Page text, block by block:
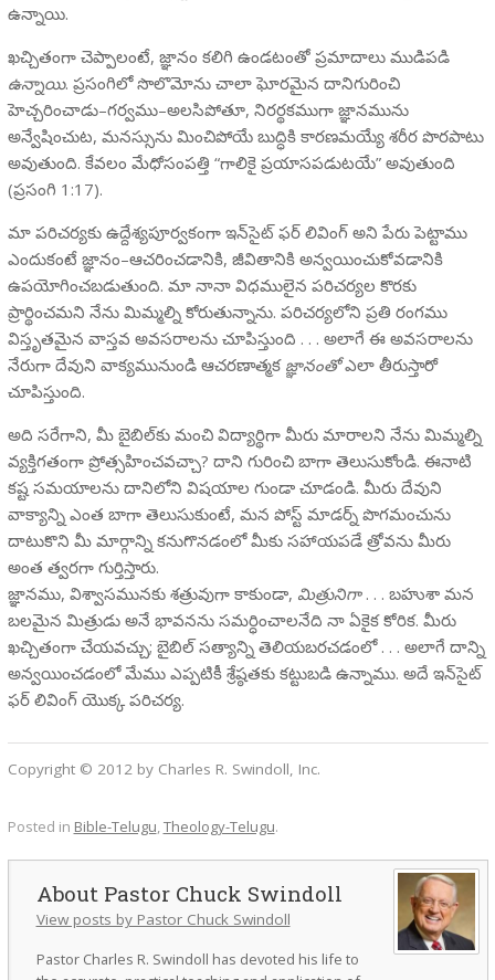
ఉన్నాయి.
ఖచ్చితంగా చెప్పాలంటే, జ్ఞానం కలిగి ఉండటంతో ప్రమాదాలు ముడిపడి
ఉన్నాయి. ప్రసంగిలో సొలొమోను చాలా ఘోరమైన దానిగురించి
హెచ్చరించాడు–గర్వము–అలసిపోతూ, నిరర్థకముగా జ్ఞానమును
అన్వేషించుట, మనస్సును మించిపోయే బుద్ధికి కారణమయ్యే శరీర పొరపాటు
అవుతుంది. కేవలం మేధోసంపత్తి “గాలికై ప్రయాసపడుటయే” అవుతుంది
(ప్రసంగి 1:17).
మా పరిచర్యకు ఉద్దేశ్యపూర్వకంగా ఇన్‌సైట్ ఫర్ లివింగ్ అని పేరు పెట్టాము
ఎందుకంటే జ్ఞానం–ఆచరించడానికి, జీవితానికి అన్వయించుకోవడానికి
ఉపయోగించబడుతుంది. మా నానా విధములైన పరిచర్యల కొరకు
ప్రార్థించమని నేను మిమ్మల్ని కోరుతున్నాను. పరిచర్యలోని ప్రతి రంగము
విస్తృతమైన వాస్తవ అవసరాలను చూపిస్తుంది . . . అలాగే ఈ అవసరాలను
నేరుగా దేవుని వాక్యమునుండి ఆచరణాత్మక జ్ఞానంతోఎలా తీరుస్తారో
చూపిస్తుంది.
అది సరేగాని, మీ బైబిల్‌కు మంచి విద్యార్థిగా మీరు మారాలని నేను మిమ్మల్ని
వ్యక్తిగతంగా ప్రోత్సహించవచ్చా? దాని గురించి బాగా తెలుసుకోండి. ఈనాటి
కష్ట సమయాలను దానిలోని విషయాల గుండా చూడండి. మీరు దేవుని
వాక్యాన్ని ఎంత బాగా తెలుసుకుంటే, మన పోస్ట్ మాడర్న్ పొగమంచును
దాటుకొని మీ మార్గాన్ని కనుగొనడంలో మీకు సహాయపడే త్రోవను మీరు
అంత త్వరగా గుర్తిస్తారు.
జ్ఞానము, విశ్వాసమునకు శత్రువుగా కాకుండా, మిత్రునిగా. . . బహుశా మన
బలమైన మిత్రుడు అనే భావనను సమర్ధించాలనేది నా ఏకైక కోరిక. మీరు
ఖచ్చితంగా చేయవచ్చు; బైబిల్ సత్యాన్ని తెలియబరచడంలో . . . అలాగే దాన్ని
అన్వయించడంలో మేము ఎప్పటికీ శ్రేష్ఠతకు కట్టుబడి ఉన్నాము. అదే ఇన్‌సైట్
ఫర్ లివింగ్ యొక్క పరిచర్య.
Copyright © 2012 by Charles R. Swindoll, Inc.
Posted in Bible-Telugu,Theology-Telugu.
Pastor Chuck Swindoll
View posts by Pastor Chuck Swindoll
Pastor Charles R. Swindoll has devoted his life to